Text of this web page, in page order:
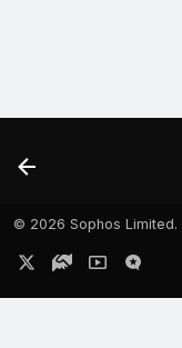
© 2026 Sophos Limited.